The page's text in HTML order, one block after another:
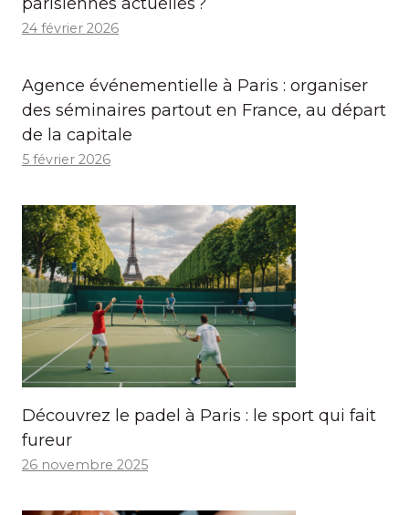
24 février 2026
Agence événementielle à Paris : organiser
des séminaires partout en France, au départ
de la capitale
5 février 2026
Découvrez le padel à Paris : le sport qui fait
fureur
26 novembre 2025